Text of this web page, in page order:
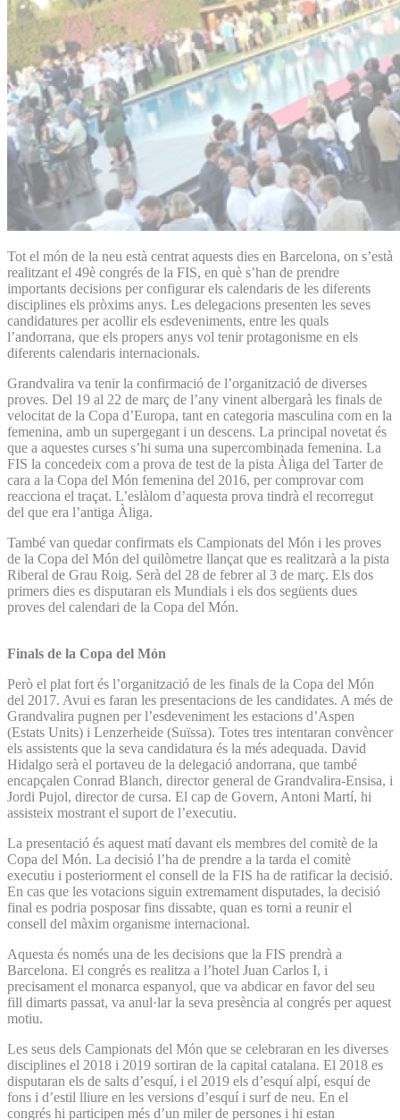
Tot el món de la neu està centrat aquests dies en Barcelona, on s’està
realitzant el 49è congrés de la FIS, en què s’han de prendre
importants decisions per configurar els calendaris de les diferents
disciplines els pròxims anys. Les delegacions presenten les seves
candidatures per acollir els esdeveniments, entre les quals
l’andorrana, que els propers anys vol tenir protagonisme en els
diferents calendaris internacionals.
Grandvalira va tenir la confirmació de l’organització de diverses
proves. Del 19 al 22 de març de l’any vinent albergarà les finals de
velocitat de la Copa d’Europa, tant en categoria masculina com en la
femenina, amb un supergegant i un descens. La principal novetat és
que a aquestes curses s’hi suma una supercombinada femenina. La
FIS la concedeix com a prova de test de la pista Àliga del Tarter de
cara a la Copa del Món femenina del 2016, per comprovar com
reacciona el traçat. L’eslàlom d’aquesta prova tindrà el recorregut
del que era l’antiga Àliga.
També van quedar confirmats els Campionats del Món i les proves
de la Copa del Món del quilòmetre llançat que es realitzarà a la pista
Riberal de Grau Roig. Serà del 28 de febrer al 3 de març. Els dos
primers dies es disputaran els Mundials i els dos següents dues
proves del calendari de la Copa del Món.
Finals de la Copa del Món
Però el plat fort és l’organització de les finals de la Copa del Món
del 2017. Avui es faran les presentacions de les candidates. A més de
Grandvalira pugnen per l’esdeveniment les estacions d’Aspen
(Estats Units) i Lenzerheide (Suïssa). Totes tres intentaran convèncer
els assistents que la seva candidatura és la més adequada. David
Hidalgo serà el portaveu de la delegació andorrana, que també
encapçalen Conrad Blanch, director general de Grandvalira-Ensisa, i
Jordi Pujol, director de cursa. El cap de Govern, Antoni Martí, hi
assisteix mostrant el suport de l’executiu.
La presentació és aquest matí davant els membres del comitè de la
Copa del Món. La decisió l’ha de prendre a la tarda el comitè
executiu i posteriorment el consell de la FIS ha de ratificar la decisió.
En cas que les votacions siguin extremament disputades, la decisió
final es podria posposar fins dissabte, quan es torni a reunir el
consell del màxim organisme internacional.
Aquesta és només una de les decisions que la FIS prendrà a
Barcelona. El congrés es realitza a l’hotel Juan Carlos I, i
precisament el monarca espanyol, que va abdicar en favor del seu
fill dimarts passat, va anul·lar la seva presència al congrés per aquest
motiu.
Les seus dels Campionats del Món que se celebraran en les diverses
disciplines el 2018 i 2019 sortiran de la capital catalana. El 2018 es
disputaran els de salts d’esquí, i el 2019 els d’esquí alpí, esquí de
fons i d’estil lliure en les versions d’esquí i surf de neu. En el
congrés hi participen més d’un miler de persones i hi estan